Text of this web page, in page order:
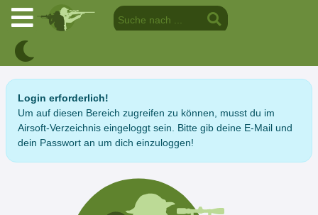
Login erforderlich!
Um auf diesen Bereich zugreifen zu können, musst du im
Airsoft-Verzeichnis eingeloggt sein. Bitte gib deine E-Mail und
dein Passwort an um dich einzuloggen!